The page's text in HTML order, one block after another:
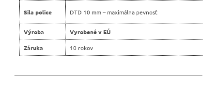
Sila police DTD 10 mm – maximálna pevnosť
Výroba Vyrobené v EÚ
Záruka 10 rokov